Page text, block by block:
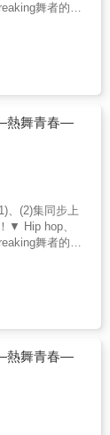
舞者的世
的漫畫...！下
山昂輝配音PV
watch?
。 經過２人反
被選入排舞展
時，小谷和灣
結良的複雜心
大家一起跳
規則自由地跳
愛的高校青春
歡的音樂， 無
熱舞青春—
、(2)集同步上
▼ Hip hop、
舞者的世
的漫畫...！下
山昂輝配音PV
watch?
、 迎合著旁人
身心投入舞
莉所深深吸
未接觸過的舞
友、戀愛，必
熱舞青春—